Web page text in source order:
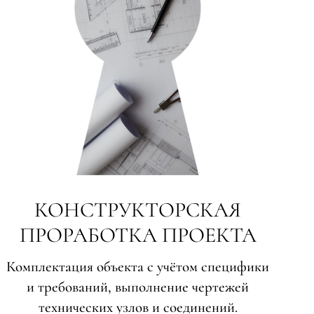
КОНСТРУКТОРСКАЯ
ПРОРАБОТКА ПРОЕКТА
Комплектация объекта с учётом специфики
и требований, выполнение чертежей
технических узлов и соединений.